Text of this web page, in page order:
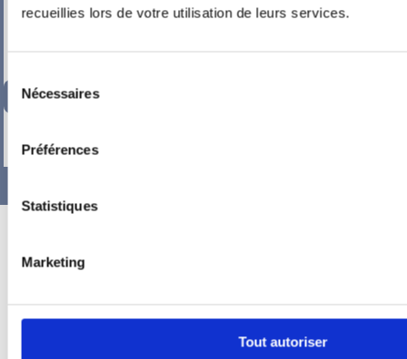
recueillies lors de votre utilisation de leurs services.
Nécessaires
Préférences
Statistiques
Marketing
Tout autoriser
136,86€ TTC